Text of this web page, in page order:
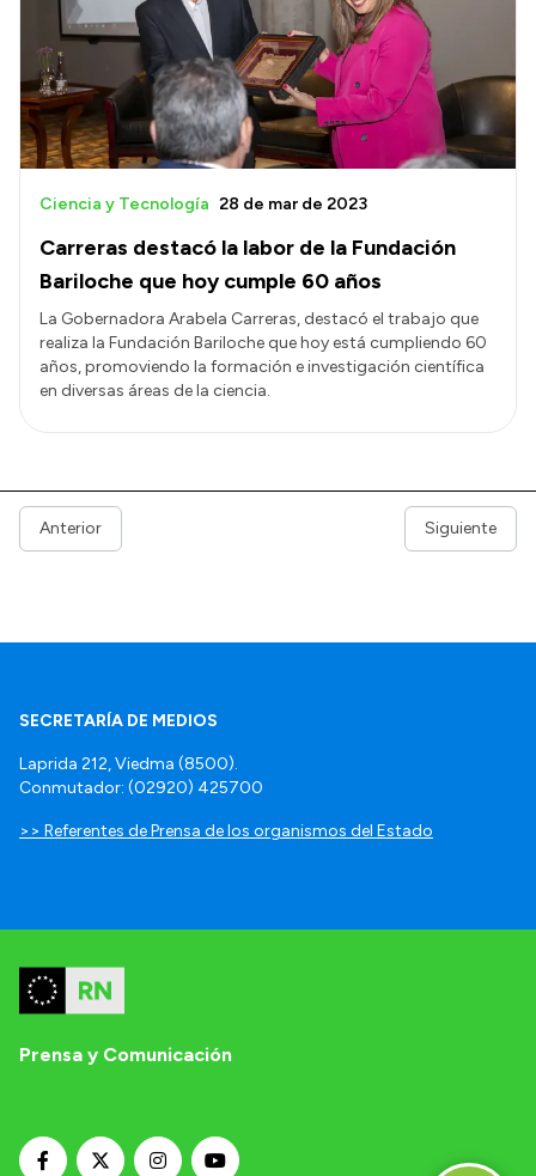
Carreras destacó la labor de la Fundación
Bariloche que hoy cumple 60 años
Ciencia y Tecnología 28 de mar de 2023
La Gobernadora Arabela Carreras, destacó el trabajo que
realiza la Fundación Bariloche que hoy está cumpliendo 60
años, promoviendo la formación e investigación científica
en diversas áreas de la ciencia.
Anterior Siguiente
SECRETARÍA DE MEDIOS
Laprida 212, Viedma (8500).
Conmutador: (02920) 425700
>> Referentes de Prensa de los organismos del Estado
Prensa y Comunicación